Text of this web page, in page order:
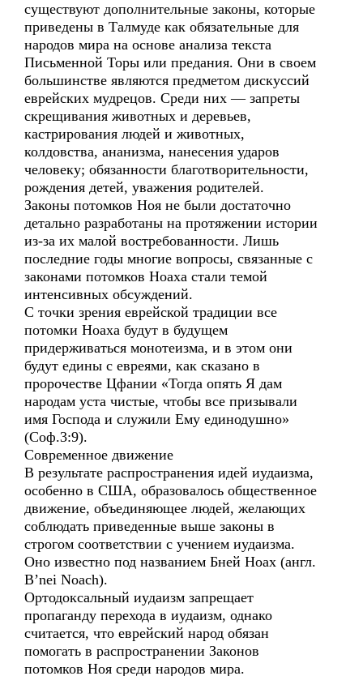
существуют дополнительные законы, которые
приведены в Талмуде как обязательные для
народов мира на основе анализа текста
Письменной Торы или предания. Они в своем
большинстве являются предметом дискуссий
еврейских мудрецов. Среди них — запреты
скрещивания животных и деревьев,
кастрирования людей и животных,
колдовства, ананизма, нанесения ударов
человеку; обязанности благотворительности,
рождения детей, уважения родителей.
Законы потомков Ноя не были достаточно
детально разработаны на протяжении истории
из-за их малой востребованности. Лишь
последние годы многие вопросы, связанные с
законами потомков Ноаха стали темой
интенсивных обсуждений.
С точки зрения еврейской традиции все
потомки Ноаха будут в будущем
придерживаться монотеизма, и в этом они
будут едины с евреями, как сказано в
пророчестве Цфании «Тогда опять Я дам
народам уста чистые, чтобы все призывали
имя Господа и служили Ему единодушно»
(Соф.3:9).
Современное движение
В результате распространения идей иудаизма,
особенно в США, образовалось общественное
движение, объединяющее людей, желающих
соблюдать приведенные выше законы в
строгом соответствии с учением иудаизма.
Оно известно под названием Бней Ноах (англ.
B’nei Noach).
Ортодоксальный иудаизм запрещает
пропаганду перехода в иудаизм, однако
считается, что еврейский народ обязан
помогать в распространении Законов
потомков Ноя среди народов мира.